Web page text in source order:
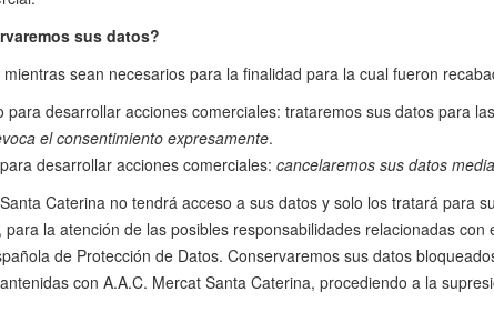
sus datos?
sean necesarios para la finalidad para la cual fueron
para desarrollar acciones comerciales: trataremos sus datos para
el consentimiento expresamente.
desarrollar acciones comerciales: cancelaremos sus datos
Caterina no tendrá acceso a sus datos y solo los tratará para
la atención de las posibles responsabilidades relacionadas
de Protección de Datos. Conservaremos sus datos
con A.A.C. Mercat Santa Caterina, procediendo a la